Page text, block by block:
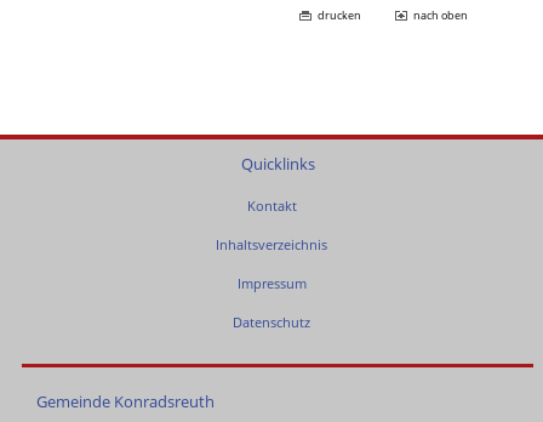
drucken nach oben
Quicklinks
Kontakt
Inhaltsverzeichnis
Impressum
Datenschutz
Gemeinde Konradsreuth